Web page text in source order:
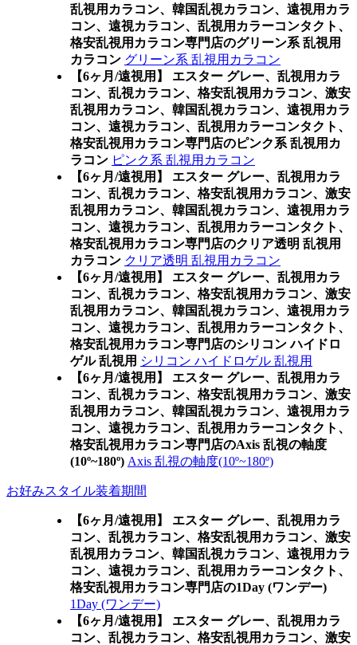
乱視用カラコン、韓国乱視カラコン、遠視用カラ
コン、遠視カラコン、乱視用カラーコンタクト、
格安乱視用カラコン専門店のグリーン系 乱視用
カラコン グリーン系 乱視用カラコン
【6ヶ月/遠視用】 エスター グレー、乱視用カラ
コン、乱視カラコン、格安乱視用カラコン、激安
乱視用カラコン、韓国乱視カラコン、遠視用カラ
コン、遠視カラコン、乱視用カラーコンタクト、
格安乱視用カラコン専門店のピンク系 乱視用カ
ラコン ピンク系 乱視用カラコン
【6ヶ月/遠視用】 エスター グレー、乱視用カラ
コン、乱視カラコン、格安乱視用カラコン、激安
乱視用カラコン、韓国乱視カラコン、遠視用カラ
コン、遠視カラコン、乱視用カラーコンタクト、
格安乱視用カラコン専門店のクリア透明 乱視用
カラコン クリア透明 乱視用カラコン
【6ヶ月/遠視用】 エスター グレー、乱視用カラ
コン、乱視カラコン、格安乱視用カラコン、激安
乱視用カラコン、韓国乱視カラコン、遠視用カラ
コン、遠視カラコン、乱視用カラーコンタクト、
格安乱視用カラコン専門店のシリコン ハイドロ
ゲル 乱視用 シリコン ハイドロゲル 乱視用
【6ヶ月/遠視用】 エスター グレー、乱視用カラ
コン、乱視カラコン、格安乱視用カラコン、激安
乱視用カラコン、韓国乱視カラコン、遠視用カラ
コン、遠視カラコン、乱視用カラーコンタクト、
格安乱視用カラコン専門店のAxis 乱視の軸度
(10º~180º) Axis 乱視の軸度(10º~180º)
お好みスタイル装着期間
【6ヶ月/遠視用】 エスター グレー、乱視用カラ
コン、乱視カラコン、格安乱視用カラコン、激安
乱視用カラコン、韓国乱視カラコン、遠視用カラ
コン、遠視カラコン、乱視用カラーコンタクト、
格安乱視用カラコン専門店の1Day (ワンデー)
1Day (ワンデー)
【6ヶ月/遠視用】 エスター グレー、乱視用カラ
コン、乱視カラコン、格安乱視用カラコン、激安